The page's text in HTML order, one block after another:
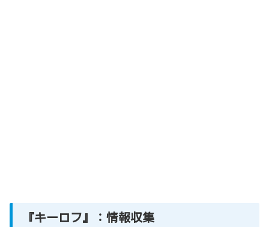
『キーロフ』：情報収集